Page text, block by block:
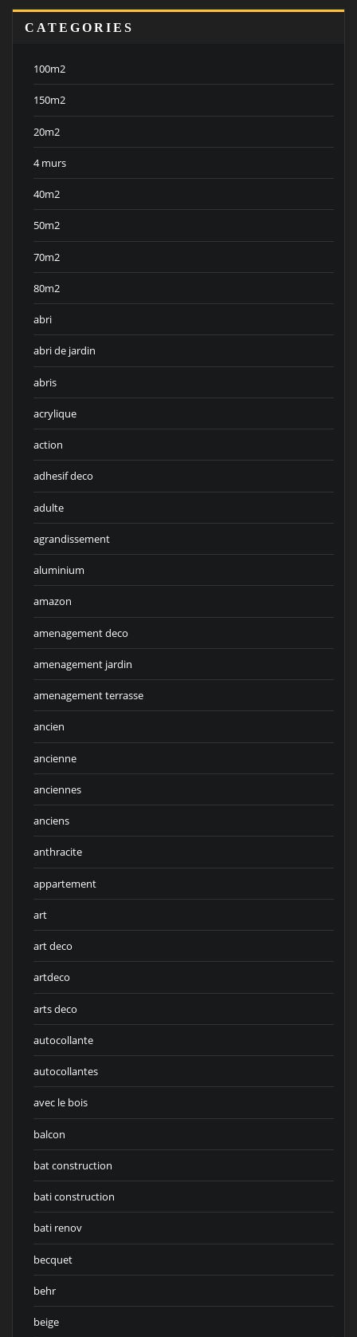
CATEGORIES
100m2
150m2
20m2
4 murs
40m2
50m2
70m2
80m2
abri
abri de jardin
abris
acrylique
action
adhesif deco
adulte
agrandissement
aluminium
amazon
amenagement deco
amenagement jardin
amenagement terrasse
ancien
ancienne
anciennes
anciens
anthracite
appartement
art
art deco
artdeco
arts deco
autocollante
autocollantes
avec le bois
balcon
bat construction
bati construction
bati renov
becquet
behr
beige